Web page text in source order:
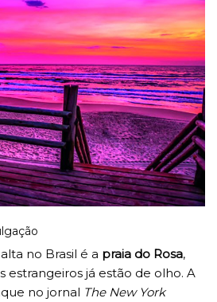
no Brasil é a praia do Rosa,
estrangeiros já estão de olho. A
no jornal The New York